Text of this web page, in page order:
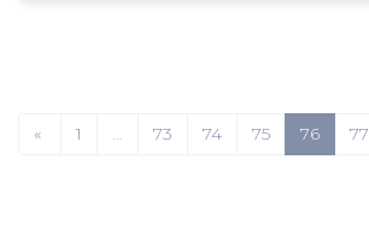
« 1 … 73 74 75 76 77